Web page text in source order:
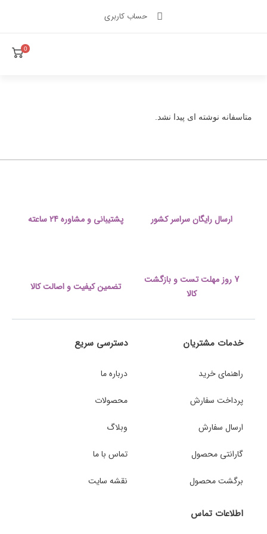
حساب کاربری
0
متاسفانه نوشته ای پیدا نشد.
ارسال رایگان سراسر کشور پشتیبانی و مشاوره 24 ساعته
7 روز مهلت تست و بازگشت
کالا
تضمین کیفیت و اصالت کالا
خدمات مشتریان
راهنمای خرید
پرداخت سفارش
ارسال سفارش
گارانتی محصول
برگشت محصول
دسترسی سریع
درباره ما
محصولات
وبلاگ
تماس با ما
نقشه سایت
اطلاعات تماس